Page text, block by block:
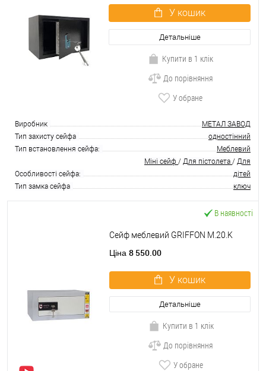
У кошик
Детальніше
Купити в 1 клік
До порівняння
У обране
Виробник
МЕТАЛ ЗАВОД
Тип захисту сейфа
одностінний
Тип встановлення сейфа:
Меблевий
Особливості сейфа:
Міні сейф / Для пістолета / Для
дітей
Тип замка сейфа
ключ
В наявності
Сейф меблевий GRIFFON M.20.K
Ціна 8 550.00
У кошик
Детальніше
Купити в 1 клік
До порівняння
У обране